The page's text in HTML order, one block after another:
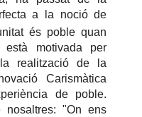
a la noció de
és poble quan
motivada per
realització de la
Carismàtica
de poble.
nosaltres: "On ens